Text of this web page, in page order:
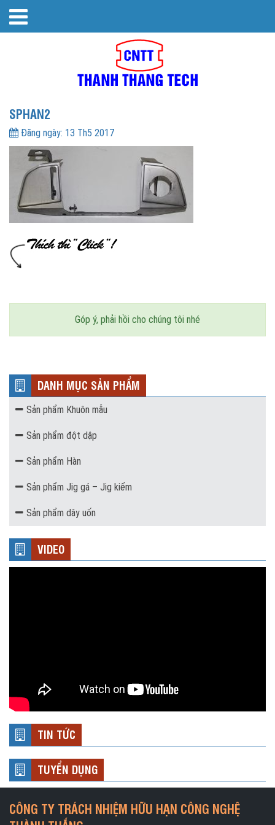
SPHAN2
Đăng ngày: 13 Th5 2017
Góp ý, phải hồi cho chúng tôi nhé
DANH MỤC SẢN PHẨM
Sản phẩm Khuôn mẫu
Sản phẩm đột dập
Sản phẩm Hàn
Sản phẩm Jig gá – Jig kiểm
Sản phẩm dây uốn
VIDEO
TIN TỨC
TUYỂN DỤNG
CÔNG TY TRÁCH NHIỆM HỮU HẠN CÔNG NGHỆ